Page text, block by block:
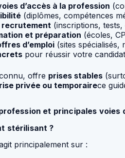
d’accès à la profession
(diplômes, compétences
recrutement (inscriptions,
et préparation (écoles,
d’emploi (sites spécialisés,
pour réussir votre
offre prises stables
privée ou temporairece
et principales voies
stérilisant ?
principalement sur :